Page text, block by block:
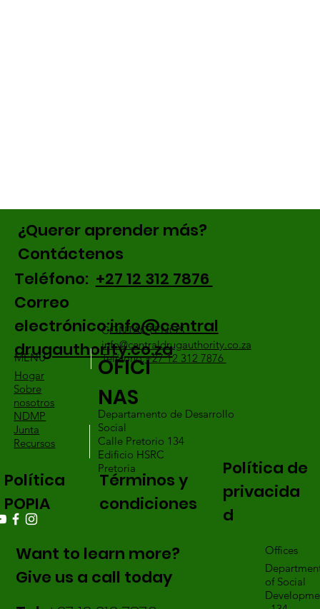
¿Querer aprender más?
Contáctenos
Teléfono: +27 12 312 7876
Correo
electrónico:info@central
drugauthority.co.za
MENÚ
Hogar
Sobre
nosotros
NDMP
Junta
Recursos
CONTÁCTENOS
info@centraldrugauthority.co.za
Teléfono:+27 12 312 7876
OFICI
NAS
Departamento de Desarrollo
Social
Calle Pretorio 134
Edificio HSRC
Pretoria
Términos y
condiciones
Política de
privacida
d
Política
POPIA
Want to learn more?
Give us a call today
Offices
of Social